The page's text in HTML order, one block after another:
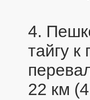
4.
тайгу
22 км